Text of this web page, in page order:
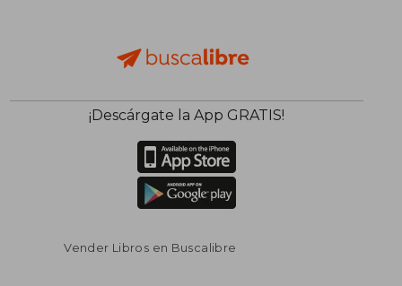
¡Descárgate la App GRATIS!
Vender Libros en Buscalibre